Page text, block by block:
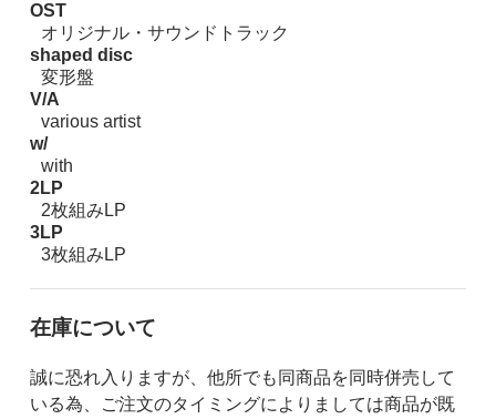
OST
オリジナル・サウンドトラック
shaped disc
変形盤
V/A
various artist
w/
with
2LP
2枚組みLP
3LP
3枚組みLP
在庫について
誠に恐れ入りますが、他所でも同商品を同時併売して
いる為、ご注文のタイミングによりましては商品が既